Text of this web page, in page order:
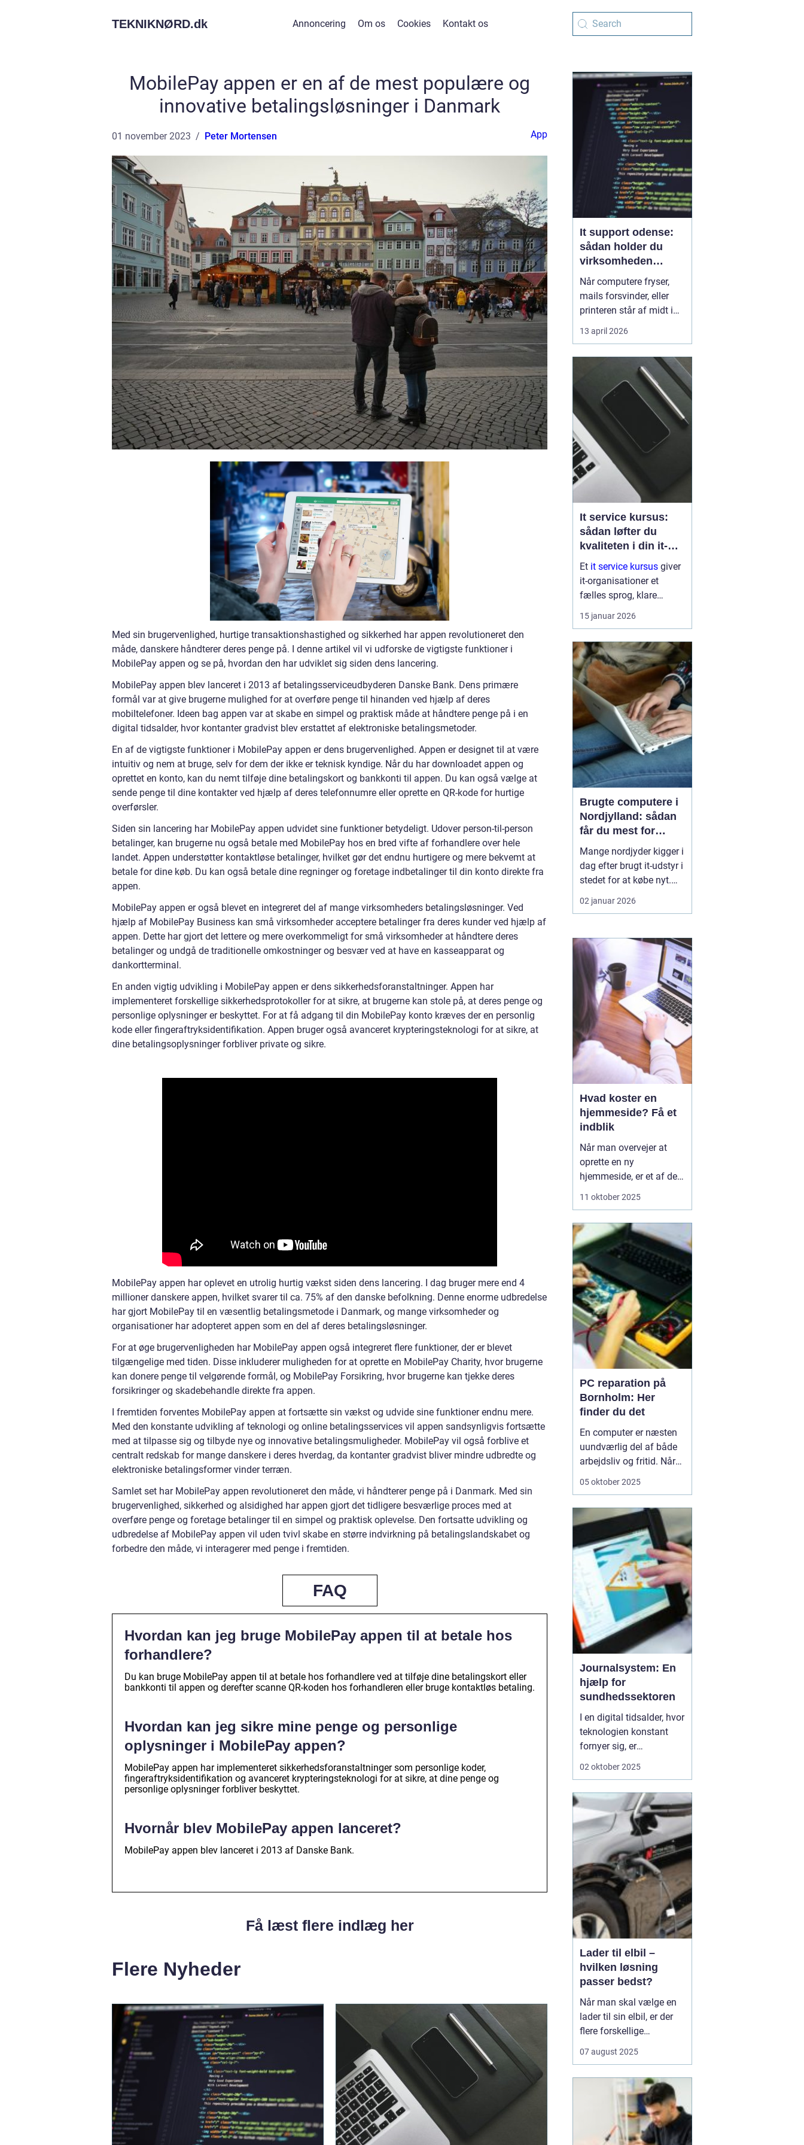
TEKNIKNØRD.dk Annoncering Om os Cookies Kontakt os
MobilePay appen er en af de mest populære og
innovative betalingsløsninger i Danmark
01 november 2023 Peter Mortensen App
Med sin brugervenlighed, hurtige transaktionshastighed og sikkerhed har appen revolutioneret den
måde, danskere håndterer deres penge på. I denne artikel vil vi udforske de vigtigste funktioner i
MobilePay appen og se på, hvordan den har udviklet sig siden dens lancering.
MobilePay appen blev lanceret i 2013 af betalingsserviceudbyderen Danske Bank. Dens primære
formål var at give brugerne mulighed for at overføre penge til hinanden ved hjælp af deres
mobiltelefoner. Ideen bag appen var at skabe en simpel og praktisk måde at håndtere penge på i en
digital tidsalder, hvor kontanter gradvist blev erstattet af elektroniske betalingsmetoder.
En af de vigtigste funktioner i MobilePay appen er dens brugervenlighed. Appen er designet til at være
intuitiv og nem at bruge, selv for dem der ikke er teknisk kyndige. Når du har downloadet appen og
oprettet en konto, kan du nemt tilføje dine betalingskort og bankkonti til appen. Du kan også vælge at
sende penge til dine kontakter ved hjælp af deres telefonnumre eller oprette en QR-kode for hurtige
overførsler.
Siden sin lancering har MobilePay appen udvidet sine funktioner betydeligt. Udover person-til-person
betalinger, kan brugerne nu også betale med MobilePay hos en bred vifte af forhandlere over hele
landet. Appen understøtter kontaktløse betalinger, hvilket gør det endnu hurtigere og mere bekvemt at
betale for dine køb. Du kan også betale dine regninger og foretage indbetalinger til din konto direkte fra
appen.
MobilePay appen er også blevet en integreret del af mange virksomheders betalingsløsninger. Ved
hjælp af MobilePay Business kan små virksomheder acceptere betalinger fra deres kunder ved hjælp af
appen. Dette har gjort det lettere og mere overkommeligt for små virksomheder at håndtere deres
betalinger og undgå de traditionelle omkostninger og besvær ved at have en kasseapparat og
dankortterminal.
En anden vigtig udvikling i MobilePay appen er dens sikkerhedsforanstaltninger. Appen har
implementeret forskellige sikkerhedsprotokoller for at sikre, at brugerne kan stole på, at deres penge og
personlige oplysninger er beskyttet. For at få adgang til din MobilePay konto kræves der en personlig
kode eller fingeraftryksidentifikation. Appen bruger også avanceret krypteringsteknologi for at sikre, at
dine betalingsoplysninger forbliver private og sikre.
MobilePay appen har oplevet en utrolig hurtig vækst siden dens lancering. I dag bruger mere end 4
millioner danskere appen, hvilket svarer til ca. 75% af den danske befolkning. Denne enorme udbredelse
har gjort MobilePay til en væsentlig betalingsmetode i Danmark, og mange virksomheder og
organisationer har adopteret appen som en del af deres betalingsløsninger.
For at øge brugervenligheden har MobilePay appen også integreret flere funktioner, der er blevet
tilgængelige med tiden. Disse inkluderer muligheden for at oprette en MobilePay Charity, hvor brugerne
kan donere penge til velgørende formål, og MobilePay Forsikring, hvor brugerne kan tjekke deres
forsikringer og skadebehandle direkte fra appen.
I fremtiden forventes MobilePay appen at fortsætte sin vækst og udvide sine funktioner endnu mere.
Med den konstante udvikling af teknologi og online betalingsservices vil appen sandsynligvis fortsætte
med at tilpasse sig og tilbyde nye og innovative betalingsmuligheder. MobilePay vil også forblive et
centralt redskab for mange danskere i deres hverdag, da kontanter gradvist bliver mindre udbredte og
elektroniske betalingsformer vinder terræn.
Samlet set har MobilePay appen revolutioneret den måde, vi håndterer penge på i Danmark. Med sin
brugervenlighed, sikkerhed og alsidighed har appen gjort det tidligere besværlige proces med at
overføre penge og foretage betalinger til en simpel og praktisk oplevelse. Den fortsatte udvikling og
udbredelse af MobilePay appen vil uden tvivl skabe en større indvirkning på betalingslandskabet og
forbedre den måde, vi interagerer med penge i fremtiden.
FAQ
Hvordan kan jeg bruge MobilePay appen til at betale hos
forhandlere?
Du kan bruge MobilePay appen til at betale hos forhandlere ved at tilføje dine betalingskort eller
bankkonti til appen og derefter scanne QR-koden hos forhandleren eller bruge kontaktløs betaling.
Hvordan kan jeg sikre mine penge og personlige
oplysninger i MobilePay appen?
MobilePay appen har implementeret sikkerhedsforanstaltninger som personlige koder,
fingeraftryksidentifikation og avanceret krypteringsteknologi for at sikre, at dine penge og
personlige oplysninger forbliver beskyttet.
Hvornår blev MobilePay appen lanceret?
MobilePay appen blev lanceret i 2013 af Danske Bank.
Få læst flere indlæg her
Flere Nyheder
It support odense:
sådan holder du
virksomheden
kørende uden
afbrydelser
Når computere fryser,
mails forsvinder, eller
printeren står af midt i
en vigtig opgave, kan
hele arbejdsdagen gå i
virksomheder i og
omkring Odense er stabil
IT lige så vigtig som
strøm i stikkontakten.
Uden den går alt i stå.
Derfor ...
13 april 2026
It service kursus:
sådan løfter du
kvaliteten i din it-
afdeling
Et it service kursus giver
it-organisationer et
fælles sprog, klare
arbejdsgange og en
bedre forståelse af
it-afdelinger arbejder
mere struktur...
15 januar 2026
Brugte computere i
Nordjylland: sådan
får du mest for
pengene
Mange nordjyder kigger i
dag efter brugt it-udstyr i
stedet for at købe nyt.
Priserne på nye
computere er høje, og
En god brugt maskine
kan derfor være en
smart genvej til høj
ydelse ude...
02 januar 2026
Hvad koster en
hjemmeside? Få et
indblik
Når man overvejer at
oprette en ny
hjemmeside, er et af de
væsentligste spørgsmål
variere betydeligt
afhængig af flere
faktorer såsom design,
funktionalitet og
kompleksi...
11 oktober 2025
PC reparation på
Bornholm: Her
finder du det
En computer er næsten
uundværlig del af både
arbejdsliv og fritid. Når
en computer bryder ned
det skabe betydelige
frustrationer. Løsningen
er kun et stenkast...
05 oktober 2025
Journalsystem: En
hjælp for
sundhedssektoren
I en digital tidsalder, hvor
teknologien konstant
fornyer sig, er
journalsystemer blevet
systemer hjælper
sundhedsprofessionelle
med at organisere,
opbevare og få adgang
til patientoplysninge...
02 oktober 2025
Lader til elbil –
hvilken løsning
passer bedst?
Når man skal vælge en
lader til sin elbil, er der
flere forskellige
En af de ting, man skal
man ønsker en fast pris
eller en forbrugsafregnet
lader til elbil. Begge
løsninger ...
07 august 2025